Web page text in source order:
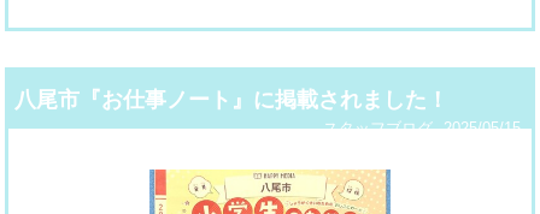
八尾市『お仕事ノート』に掲載されました！
2025/05/15
スタッフブログ